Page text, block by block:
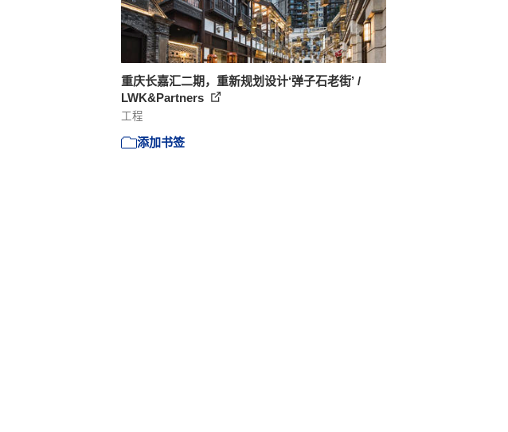
重庆长嘉汇二期，重新规划设计‘弹子石老街’ /
LWK&Partners
工程
添加书签